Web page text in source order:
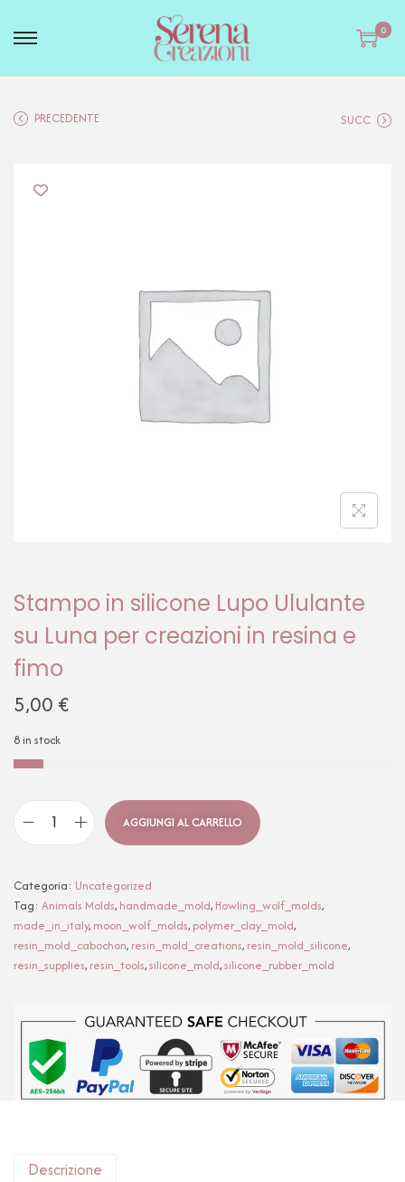
0
PRECEDENTE SUCC
Stampo in silicone Lupo Ululante
su Luna per creazioni in resina e
fimo
5,00 €
8 in stock
AGGIUNGI AL CARRELLO
Categoria: Uncategorized
Tag: Animals Molds, handmade_mold, Howling_wolf_molds,
made_in_italy, moon_wolf_molds, polymer_clay_mold,
resin_mold_cabochon, resin_mold_creations, resin_mold_silicone,
resin_supplies, resin_tools,silicone_mold,silicone_rubber_mold
Descrizione